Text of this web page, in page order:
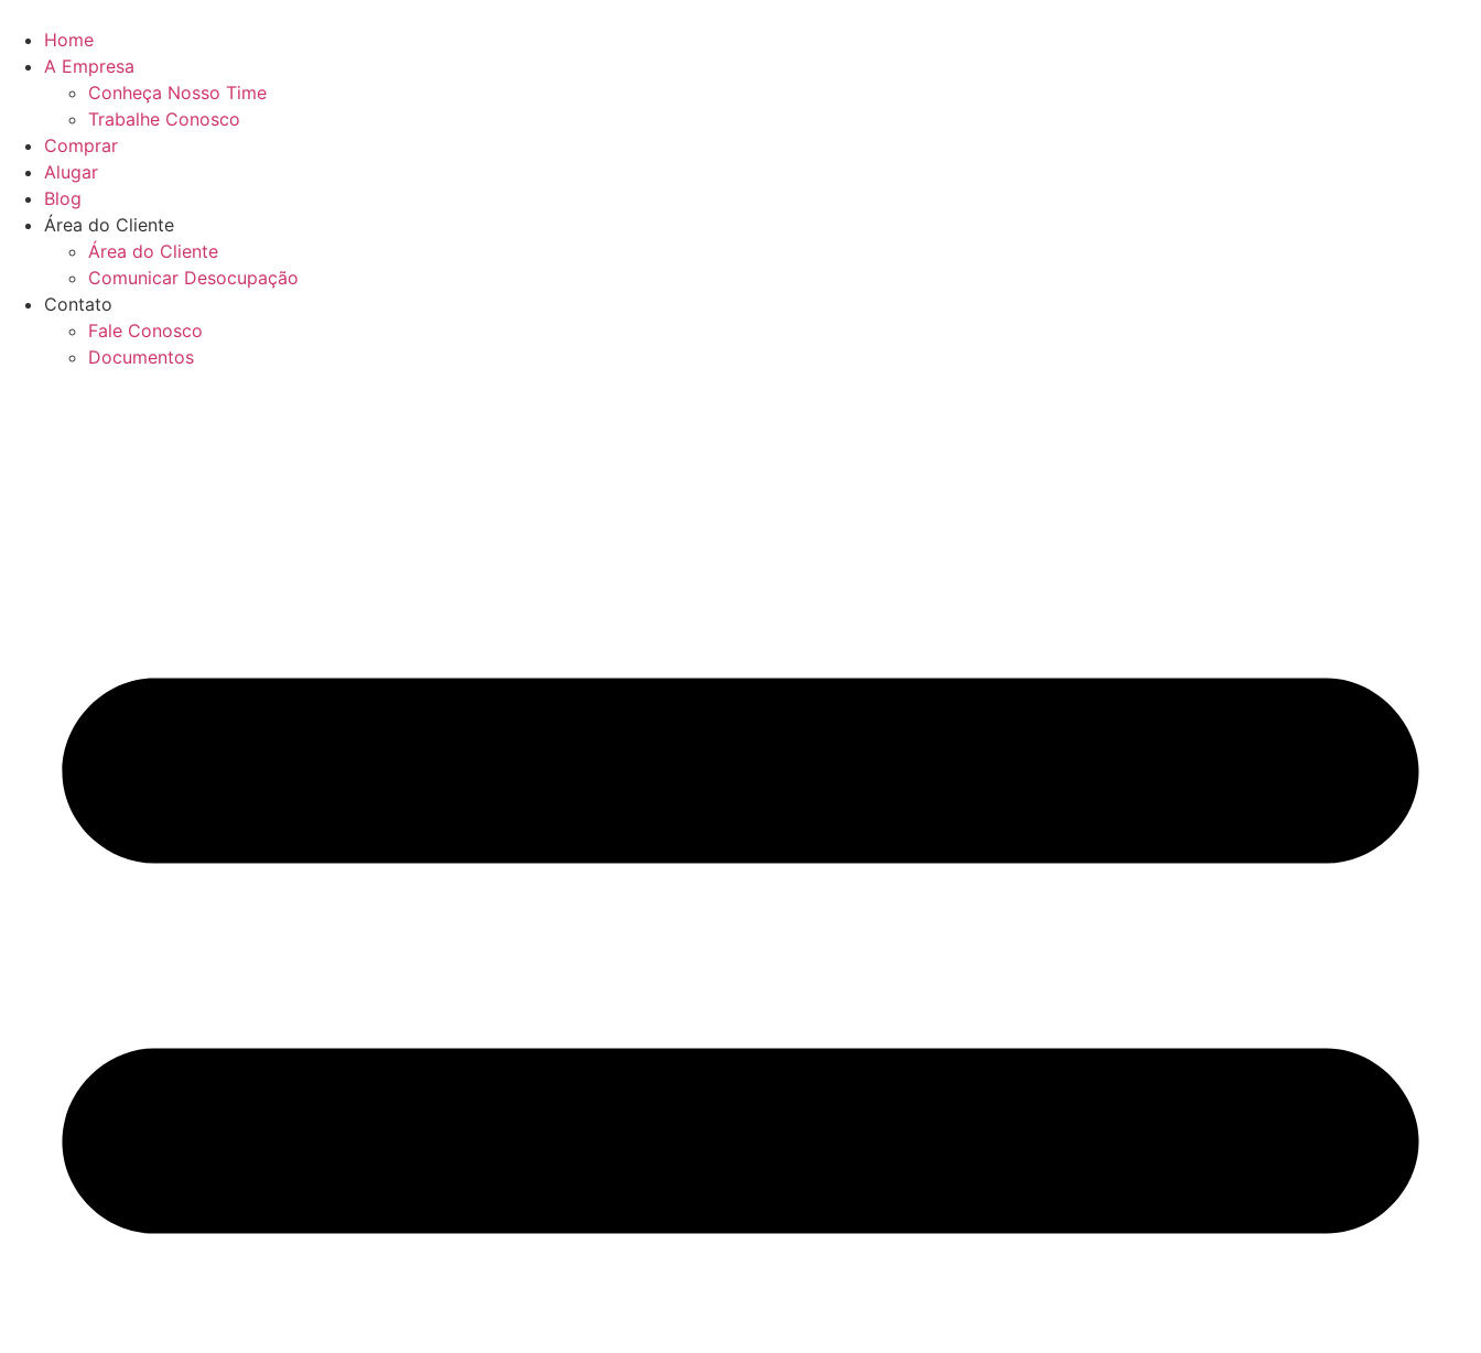
para
conteúdo
Home
A Empresa
Conheça Nosso Time
Trabalhe Conosco
Comprar
Alugar
Blog
Área do Cliente
Área do Cliente
Comunicar Desocupação
Contato
Fale Conosco
Documentos